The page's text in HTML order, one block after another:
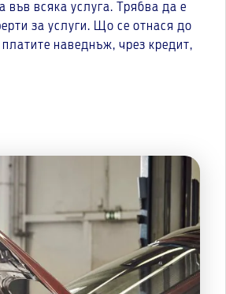
всяка услуга. Трябва да е
за услуги. Що се отнася до
наведнъж, чрез кредит,